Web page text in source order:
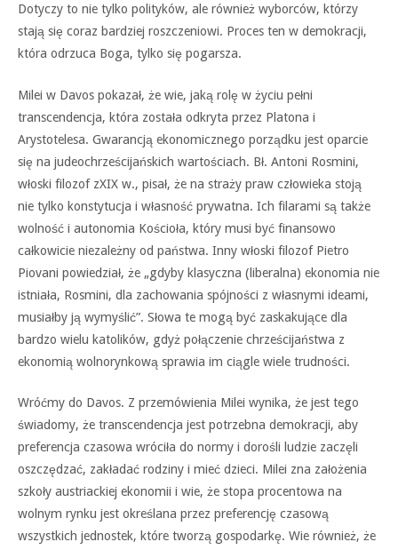
Dotyczy to nie tylko polityków, ale również wyborców, którzy
stają się coraz bardziej roszczeniowi. Proces ten w demokracji,
która odrzuca Boga, tylko się pogarsza.
Milei w Davos pokazał, że wie, jaką rolę w życiu pełni
transcendencja, która została odkryta przez Platona i
Arystotelesa. Gwarancją ekonomicznego porządku jest oparcie
się na judeochrześcijańskich wartościach. Bł. Antoni Rosmini,
włoski filozof zXIX w., pisał, że na straży praw człowieka stoją
nie tylko konstytucja i własność prywatna. Ich filarami są także
wolność i autonomia Kościoła, który musi być finansowo
całkowicie niezależny od państwa. Inny włoski filozof Pietro
Piovani powiedział, że „gdyby klasyczna (liberalna) ekonomia nie
istniała, Rosmini, dla zachowania spójności z własnymi ideami,
musiałby ją wymyślić”. Słowa te mogą być zaskakujące dla
bardzo wielu katolików, gdyż połączenie chrześcijaństwa z
ekonomią wolnorynkową sprawia im ciągle wiele trudności.
Wróćmy do Davos. Z przemówienia Milei wynika, że jest tego
świadomy, że transcendencja jest potrzebna demokracji, aby
preferencja czasowa wróciła do normy i dorośli ludzie zaczęli
oszczędzać, zakładać rodziny i mieć dzieci. Milei zna założenia
szkoły austriackiej ekonomii i wie, że stopa procentowa na
wolnym rynku jest określana przez preferencję czasową
wszystkich jednostek, które tworzą gospodarkę. Wie również, że